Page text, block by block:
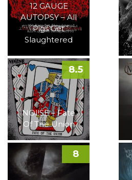
12 GAUGE
AUTOPSY – All
Pigs Get
Slaughtered
NOI!SE – Fate
Of The Union
8.5
8